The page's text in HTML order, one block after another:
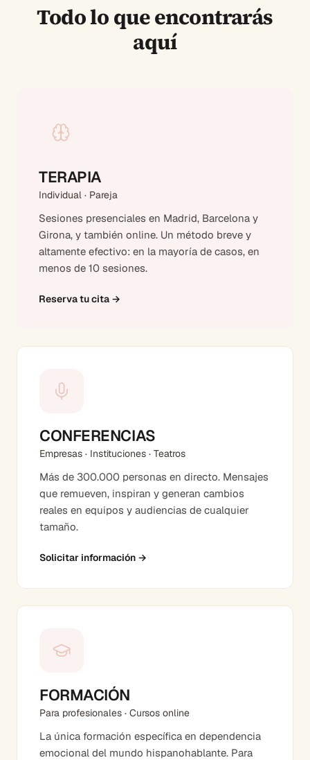
Todo lo que encontrarás
aquí
TERAPIA
Individual · Pareja
Sesiones presenciales en Madrid, Barcelona y
Girona, y también online. Un método breve y
altamente efectivo: en la mayoría de casos, en
menos de 10 sesiones.
Reserva tu cita →
CONFERENCIAS
Empresas · Instituciones · Teatros
Más de 300.000 personas en directo. Mensajes
que remueven, inspiran y generan cambios
reales en equipos y audiencias de cualquier
tamaño.
Solicitar información →
FORMACIÓN
Para profesionales · Cursos online
La única formación específica en dependencia
emocional del mundo hispanohablante. Para